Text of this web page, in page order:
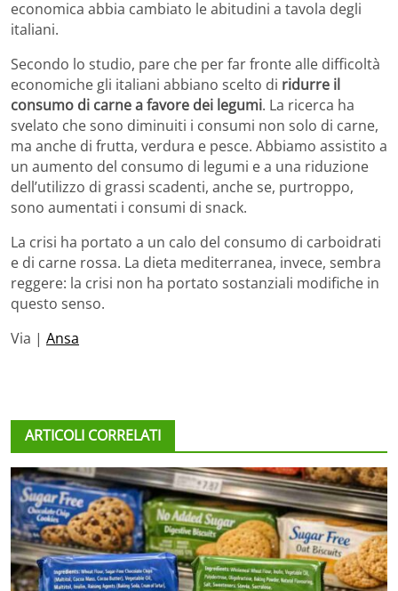
economica abbia cambiato le abitudini a tavola degli
italiani.
Secondo lo studio, pare che per far fronte alle difficoltà
economiche gli italiani abbiano scelto di ridurre il
consumo di carne a favore dei legumi. La ricerca ha
svelato che sono diminuiti i consumi non solo di carne,
ma anche di frutta, verdura e pesce. Abbiamo assistito a
un aumento del consumo di legumi e a una riduzione
dell’utilizzo di grassi scadenti, anche se, purtroppo,
sono aumentati i consumi di snack.
La crisi ha portato a un calo del consumo di carboidrati
e di carne rossa. La dieta mediterranea, invece, sembra
reggere: la crisi non ha portato sostanziali modifiche in
questo senso.
Via | Ansa
ARTICOLI CORRELATI